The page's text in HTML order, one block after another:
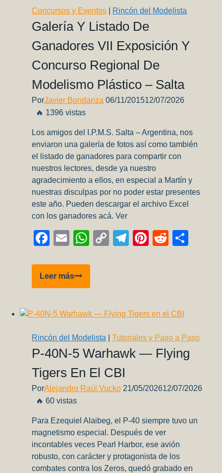
no
morir
en
el
Concursos y Eventos Rincón del Modelista
Galería Y Listado De
Ganadores VII Exposición Y
Concurso Regional De
Modelismo Plástico – Salta
PorJavier Bondanza 06/11/201512/07/2026
🔥 1396 vistas
Los amigos del I.P.M.S. Salta – Argentina, nos
enviaron una galería de fotos así como también
el listado de ganadores para compartir con
nuestros lectores, desde ya nuestro
agradecimiento a ellos, en especial a Martín y
nuestras disculpas por no poder estar presentes
este año. Pueden descargar el archivo Excel
con los ganadores acá. Ver
Facebook
EmailWhatsApp
CopyTelegram
Pinterest
Reddit
Leer másGalería
y
de
VII
Exposición
y
Concurso
Regional
de
Plástico
–
Salta
Rincón del Modelista Tutoriales y Paso a Paso
P‑40N‑5 Warhawk — Flying
Tigers En El CBI
PorAlejandro Raúl Vucko 21/05/202612/07/2026
🔥 60 vistas
Para Ezequiel Alaibeg, el P‑40 siempre tuvo un
magnetismo especial. Después de ver
incontables veces Pearl Harbor, ese avión
robusto, con carácter y protagonista de los
combates contra los Zeros, quedó grabado en